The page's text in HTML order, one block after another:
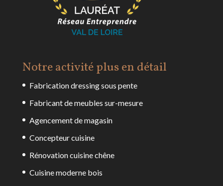
Notre activité plus en détail
Fabrication dressing sous pente
Fabricant de meubles sur-mesure
Agencement de magasin
Concepteur cuisine
Rénovation cuisine chêne
Cuisine moderne bois